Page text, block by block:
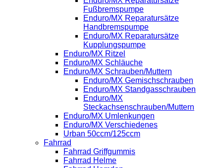
Fußbremspumpe
Enduro/MX Reparatursätze
Handbremspumpe
Enduro/MX Reparatursätze
Kupplungspumpe
Enduro/MX Ritzel
Enduro/MX Schläuche
Enduro/MX Schrauben/Muttern
Enduro/MX Gemischschrauben
Enduro/MX Standgasschrauben
Enduro/MX
Steckachsenschrauben/Muttern
Enduro/MX Umlenkungen
Enduro/MX Verschiedenes
Urban 50ccm/125ccm
Fahrrad
Fahrrad Griffgummis
Fahrrad Helme